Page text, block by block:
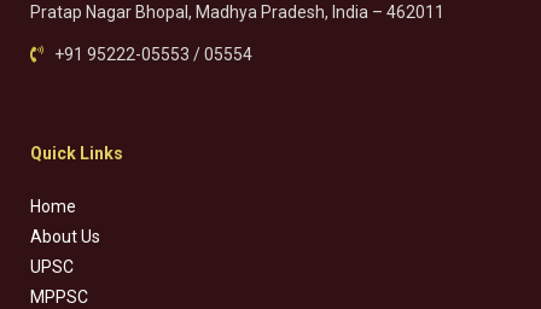
Pratap Nagar Bhopal, Madhya Pradesh, India – 462011
+91 95222-05553 / 05554
Quick Links
Home
About Us
UPSC
MPPSC